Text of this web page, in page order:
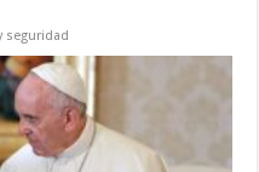
seguridad